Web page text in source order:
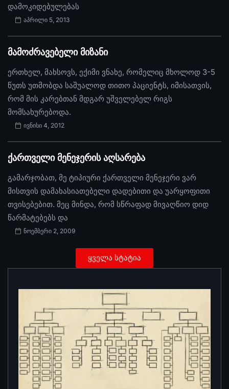
დამოკიდებულებას
აპრილი 5, 2013
მამოძრავებელი მიზანი
ერთხელ, მახსოვს, ექიმი ვნახე, რომელიც მხოლოდ 3-5
წუთს უთმობდა საშუალოდ თითო პაციენტს, იმისათვის,
რომ მის კარებთან მდგარ უშველებელ რიგს
მომსახურებოდა.
ივნისი 4, 2012
ქართველი მენეჯერის აღსარება
გამარჯობათ, მე ტიპიური ქართველი მენეჯერი ვარ
მისთვის დამახასიათებელი დადებითი და უარყოფითი
თვისებებით. მეც მინდა, რომ სწრაფად მივაღწიო დიდ
წარმატებებს და
ნოემბერი 2, 2009
ყველა სტატია